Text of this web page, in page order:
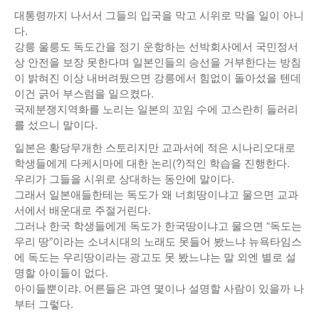
대통령까지 나서서 그들의 입국을 막고 시위로 막을 일이 아니
다.
강릉 울릉도 독도간을 정기 운항하는 선박회사에서 국민정서
상 안전을 보장 못한다며 일본인들의 승선을 거부한다는 방침
이 밝혀진 이상 내버려뒀으면 강릉에서 힘없이 돌아섰을 텐데
이건 긁어 부스럼을 일으켰다.
국제분쟁지역화를 노리는 일본의 꼬임 수에 고스란히 들러리
를 섰으니 말이다.
일본은 황당무개한 스토리지만 교과서에 적은 시나리오대로
학생들에게 다케시마에 대한 논리(?)적인 학습을 진행한다.
우리가 그들을 시위로 상대하는 동안에 말이다.
그래서 일본애들한테는 독도가 왜 너희땅이냐고 물으면 교과
서에서 배운대로 주절거린다.
그러나 한국 학생들에게 독도가 한국땅이냐고 물으면 “독도는
우리 땅”이라는 소녀시대의 노래도 못들어 봤느냐 뉴욕타임스
에 독도는 우리땅이라는 광고도 못 봤느냐는 말 외엔 별로 설
명할 아이들이 없다.
아이들뿐이랴. 어른들은 과연 몇이나 설명할 사람이 있을까 나
부터 그렇다.